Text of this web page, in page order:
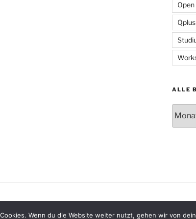
Qplus
ALLE
Wenn du die Website weiter nutzt, gehen wir von